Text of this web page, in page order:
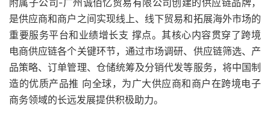
附属子公司-广州诚佰忆贸易有限公司创建的供应链品牌，
是供应商和商户之间实现线上、线下贸易和拓展海外市场的
重要服务平台和业绩增长支 撑点。其核心内容贯穿了跨境
电商供应链各个关键环节，通过市场调研、供应链筛选、产
品策略、订单管理、仓储统筹及分销代发等服务，将中国制
造的优质产品推 向全球，为广大供应商和商户在跨境电子
商务领域的长远发展提供积极助力。